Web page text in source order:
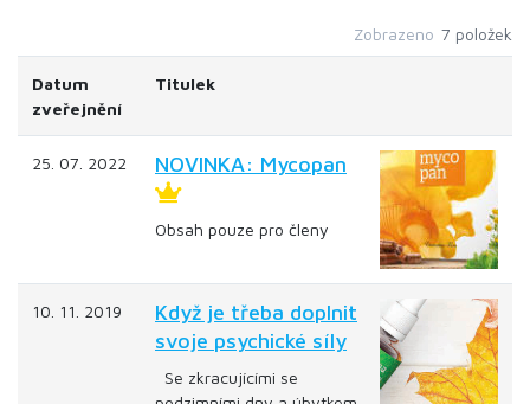
Zobrazeno 7 položek
Datum
zveřejnění
Titulek
25. 07. 2022 NOVINKA: Mycopan
Obsah pouze pro členy
10. 11. 2019
Když je třeba doplnit
svoje psychické síly
Se zkracujícími se